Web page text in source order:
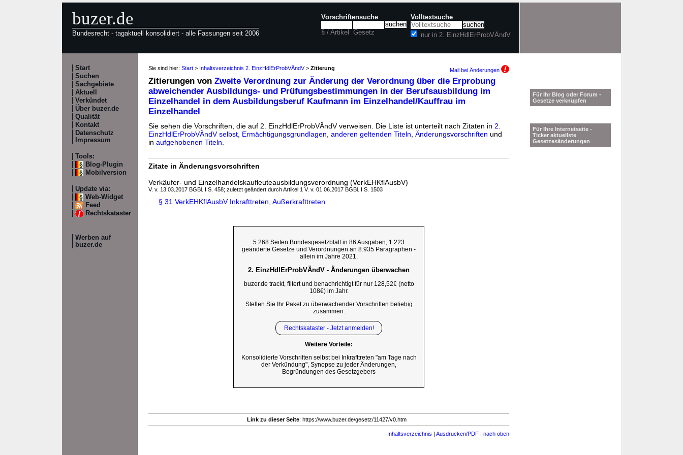
buzer.de
Bundesrecht - tagaktuell konsolidiert - alle Fassungen seit 2006
Vorschriftensuche
§ / Artikel Gesetz
Volltextsuche
nur in 2. EinzHdlErProbVÄndV
Start
Suchen
Sachgebiete
Aktuell
Verkündet
Über buzer.de
Qualität
Kontakt
Datenschutz
Impressum
Tools:
Blog-Plugin
Mobilversion
Update via:
Web-Widget
Feed
Rechtskataster
Werben auf
buzer.de
Sie sind hier: Start > Inhaltsverzeichnis 2. EinzHdlErProbVÄndV> Zitierung Mail bei Änderungen
Zitierungen von Zweite Verordnung zur Änderung der Verordnung über die Erprobung
abweichender Ausbildungs- und Prüfungsbestimmungen in der Berufsausbildung im
Einzelhandel in dem Ausbildungsberuf Kaufmann im Einzelhandel/Kauffrau im
Einzelhandel
Sie sehen die Vorschriften, die auf 2. EinzHdlErProbVÄndV verweisen. Die Liste ist unterteilt nach Zitaten in 2.
EinzHdlErProbVÄndV selbst Ermächtigungsgrundlagen anderen geltenden Titeln Änderungsvorschriften und
in aufgehobenen Titeln
Zitate in Änderungsvorschriften
Verkäufer- und Einzelhandelskaufleuteausbildungsverordnung (VerkEHKflAusbV)
V. v. 13.03.2017 BGBl. I S. 458; zuletzt geändert durch Artikel 1 V. v. 01.06.2017 BGBl. I S. 1503
§ 31 VerkEHKflAusbV Inkrafttreten, Außerkrafttreten
5.268 Seiten Bundesgesetzblatt in 86 Ausgaben, 1.223
geänderte Gesetze und Verordnungen an 8.935 Paragraphen -
allein im Jahre 2021.
2. EinzHdlErProbVÄndV - Änderungen überwachen
buzer.de trackt, filtert und benachrichtigt für nur 128,52€ (netto
108€) im Jahr.
Stellen Sie Ihr Paket zu überwachender Vorschriften beliebig
zusammen.
Rechtskataster - Jetzt anmelden!
Weitere Vorteile:
Konsolidierte Vorschriften selbst bei Inkrafttreten "am Tage nach
der Verkündung", Synopse zu jeder Änderungen,
Begründungen des Gesetzgebers
Link zu dieser Seite: https://www.buzer.de/gesetz/11427/v0.htm
Inhaltsverzeichnis | Ausdrucken/PDF | nach oben
Für Ihr Blog oder Forum -
Gesetze verknüpfen
Für Ihre Internetseite -
Ticker aktuellste
Gesetzesänderungen